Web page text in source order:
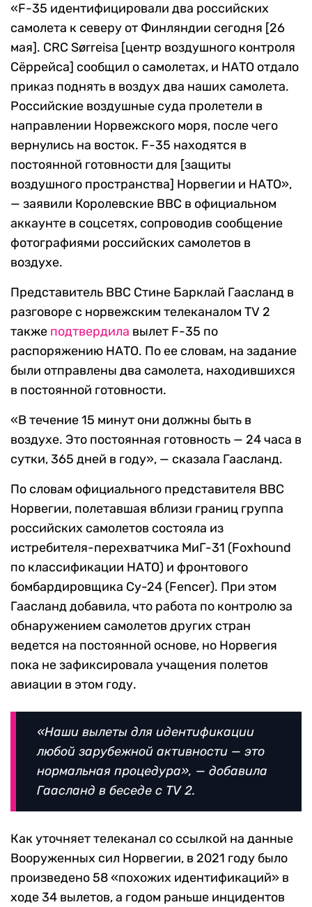
«F-35 идентифицировали два российских
самолета к северу от Финляндии сегодня [26
мая]. CRC Sørreisa [центр воздушного контроля
Сёррейса] сообщил о самолетах, и НАТО отдало
приказ поднять в воздух два наших самолета.
Российские воздушные суда пролетели в
направлении Норвежского моря, после чего
вернулись на восток. F-35 находятся в
постоянной готовности для [защиты
воздушного пространства] Норвегии и НАТО»,
— заявили Королевские ВВС в официальном
аккаунте в соцсетях, сопроводив сообщение
фотографиями российских самолетов в
воздухе.
Представитель ВВС Стине Барклай Гаасланд в
разговоре с норвежским телеканалом TV 2
также подтвердила вылет F-35 по
распоряжению НАТО. По ее словам, на задание
были отправлены два самолета, находившихся
в постоянной готовности.
«В течение 15 минут они должны быть в
воздухе. Это постоянная готовность — 24 часа в
сутки, 365 дней в году», — сказала Гаасланд.
По словам официального представителя ВВС
Норвегии, полетавшая вблизи границ группа
российских самолетов состояла из
истребителя-перехватчика МиГ-31 (Foxhound
по классификации НАТО) и фронтового
бомбардировщика Су-24 (Fencer). При этом
Гаасланд добавила, что работа по контролю за
обнаружением самолетов других стран
ведется на постоянной основе, но Норвегия
пока не зафиксировала учащения полетов
авиации в этом году.
«Наши вылеты для идентификации
любой зарубежной активности — это
нормальная процедура», — добавила
Гаасланд в беседе с TV 2.
Как уточняет телеканал со ссылкой на данные
Вооруженных сил Норвегии, в 2021 году было
произведено 58 «похожих идентификаций» в
ходе 34 вылетов, а годом раньше инцидентов